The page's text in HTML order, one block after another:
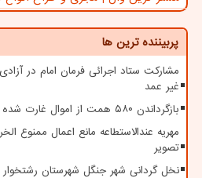
پربیننده ترین ها
غیر عمد
بازگرداندن ۵۸۰ همت از اموال غارت شده به بیت المال
مهریه عندالاستطاعه مانع اعمال ممنوع
تصویر
نخل گردانی شهر جنگل شهرستان رشتخوار